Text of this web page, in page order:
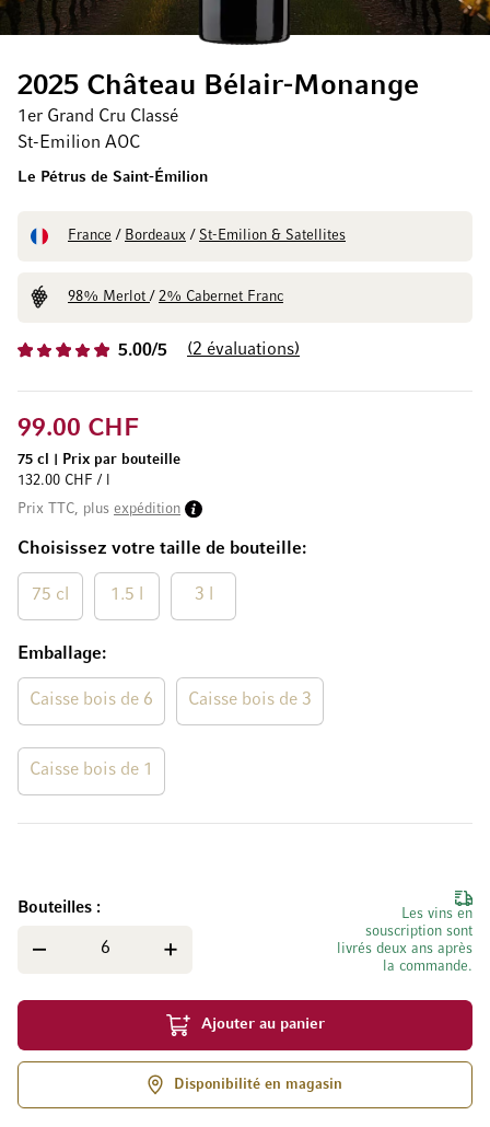
5.00/5 2 évaluations
2025 Château Bélair-Monange
1er Grand Cru Classé
St-Emilion AOC
Le Pétrus de Saint-Émilion
France / Bordeaux / St-Emilion & Satellites
98% Merlot/ 2% Cabernet Franc
Choisissez votre taille de bouteille
75 cl 1.5 l 3 l
Emballage
Caisse bois de 6 Caisse bois de 3
Caisse bois de 1
99.00 CHF
75 cl
Prix par bouteille
132.00 CHF / l
Prix TTC, plus expédition
Les vins en
souscription sont
livrés deux ans après
la commande.
Bouteilles
Ajouter au panier
Disponibilité en magasin